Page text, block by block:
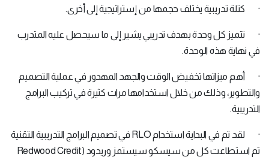
· كتلة تدريبية يختلف حجمها من إستراتيجية إلى أخرى.
· تتميز كل وحدة بهدف تدريبي يشير إلى ما سيحصل عليه المتدرب
في نهاية هذه الوحدة.
· أهم ميزاتها تخفيض الوقت والجهد المهدور في عملية التصميم
والتطوير، وذلك من خلال استخدامها مرات كثيرة في تركيب البرامج
التدريبية.
· لقد تم في البداية استخدام RLO في تصميم البرامج التدريبية التقنية
ثم استطاعت كل من سيسكو سيستمز وريدود (Redwood Credit